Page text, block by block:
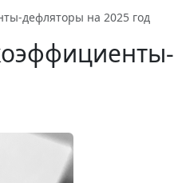
дефляторы на 2025 год